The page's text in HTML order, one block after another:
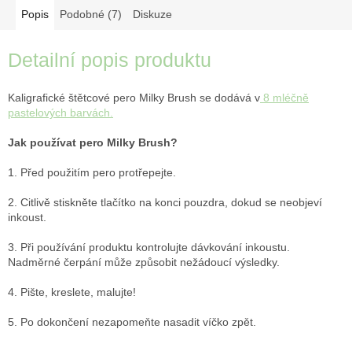
Popis Podobné (7) Diskuze
Detailní popis produktu
Kaligrafické štětcové pero Milky Brush se dodává v 8 mléčně
pastelových barvách.
Jak používat pero Milky Brush?
1. Před použitím pero protřepejte.
2. Citlivě stiskněte tlačítko na konci pouzdra, dokud se neobjeví
inkoust.
3. Při používání produktu kontrolujte dávkování inkoustu.
Nadměrné čerpání může způsobit nežádoucí výsledky.
4. Pište, kreslete, malujte!
5. Po dokončení nezapomeňte nasadit víčko zpět.